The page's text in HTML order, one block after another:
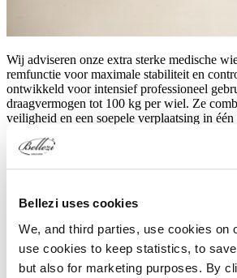
Bellezi uses cookies
We, and third parties, use cookies on
use cookies to keep statistics, to
but also for marketing purposes. By
Wij adviseren onze extra sterke medische
remfunctie voor maximale stabiliteit en
ontwikkeld voor intensief professioneel
draagvermogen tot 100 kg per wiel. Ze
veiligheid en een soepele verplaatsing in